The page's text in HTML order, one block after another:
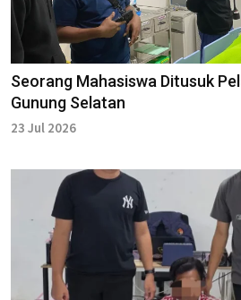
Seorang Mahasiswa Ditusuk
Gunung Selatan
23 Jul 2026